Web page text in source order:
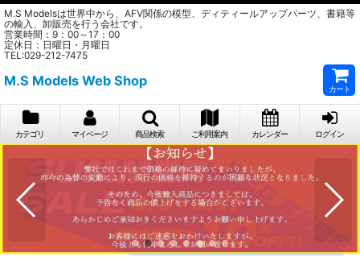
M.S Modelsは世界中から、AFV関係の模型、ディティールアップパーツ、書籍等
の輸入、卸販売を行う会社です。
営業時間：9：00～17：00
定休日：日曜日・月曜日
TEL:029-212-7475
M.S Models Web Shop
カート
カテゴリ マイページ 商品検索 ご利用案内 カレンダー ログイン